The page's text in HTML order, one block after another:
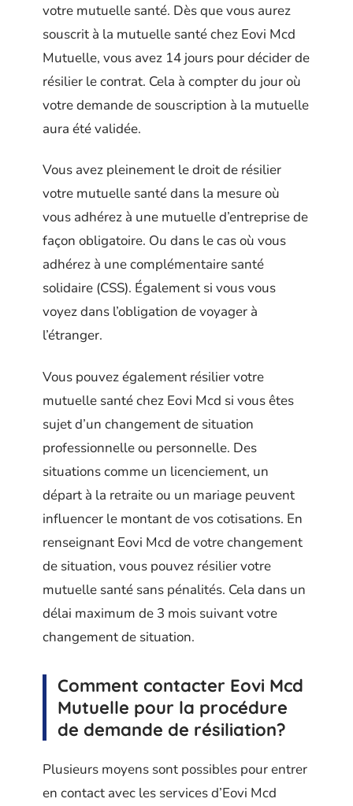
votre mutuelle santé. Dès que vous aurez
souscrit à la mutuelle santé chez Eovi Mcd
Mutuelle, vous avez 14 jours pour décider de
résilier le contrat. Cela à compter du jour où
votre demande de souscription à la mutuelle
aura été validée.
Vous avez pleinement le droit de résilier
votre mutuelle santé dans la mesure où
vous adhérez à une mutuelle d’entreprise de
façon obligatoire. Ou dans le cas où vous
adhérez à une complémentaire santé
solidaire (CSS). Également si vous vous
voyez dans l’obligation de voyager à
l’étranger.
Vous pouvez également résilier votre
mutuelle santé chez Eovi Mcd si vous êtes
sujet d’un changement de situation
professionnelle ou personnelle. Des
situations comme un licenciement, un
départ à la retraite ou un mariage peuvent
influencer le montant de vos cotisations. En
renseignant Eovi Mcd de votre changement
de situation, vous pouvez résilier votre
mutuelle santé sans pénalités. Cela dans un
délai maximum de 3 mois suivant votre
changement de situation.
Comment contacter Eovi Mcd
Mutuelle pour la procédure
de demande de résiliation?
Plusieurs moyens sont possibles pour entrer
en contact avec les services d’Eovi Mcd